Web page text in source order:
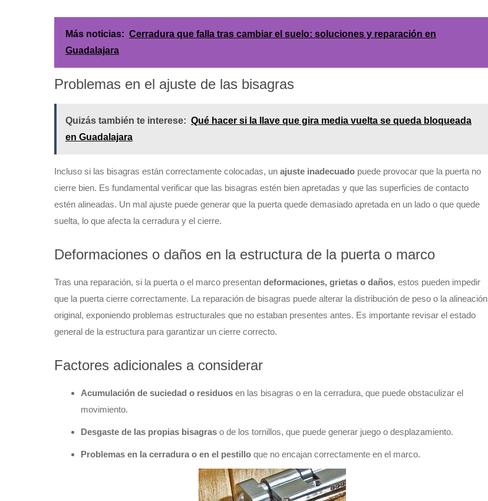
Más noticias: Cerradura que falla tras cambiar el suelo: soluciones y reparación en
Guadalajara
Problemas en el ajuste de las bisagras
Quizás también te interese: Qué hacer si la llave que gira media vuelta se queda bloqueada
en Guadalajara
Incluso si las bisagras están correctamente colocadas, un ajuste inadecuado puede provocar que la puerta no
cierre bien. Es fundamental verificar que las bisagras estén bien apretadas y que las superficies de contacto
estén alineadas. Un mal ajuste puede generar que la puerta quede demasiado apretada en un lado o que quede
suelta, lo que afecta la cerradura y el cierre.
Deformaciones o daños en la estructura de la puerta o marco
Tras una reparación, si la puerta o el marco presentan deformaciones, grietas o daños, estos pueden impedir
que la puerta cierre correctamente. La reparación de bisagras puede alterar la distribución de peso o la alineación
original, exponiendo problemas estructurales que no estaban presentes antes. Es importante revisar el estado
general de la estructura para garantizar un cierre correcto.
Factores adicionales a considerar
Acumulación de suciedad o residuos en las bisagras o en la cerradura, que puede obstaculizar el
movimiento.
Desgaste de las propias bisagras o de los tornillos, que puede generar juego o desplazamiento.
Problemas en la cerradura o en el pestillo que no encajan correctamente en el marco.